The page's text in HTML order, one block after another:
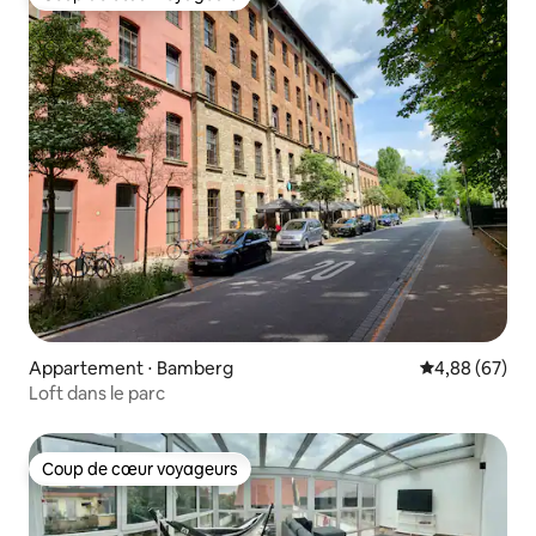
Appartement ⋅ Bamberg Évaluation
4,88 (67)
Loft dans le parc
Coup de cœur voyageurs
Coup de cœur voyageurs